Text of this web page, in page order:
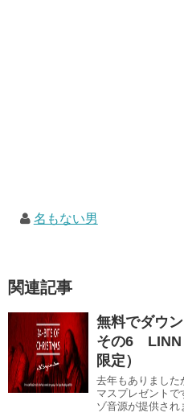
名もない男
関連記事
無料でダウ
その6 LINN
限定）
去年もありました
マスプレゼントで
ゾ音源が提供され